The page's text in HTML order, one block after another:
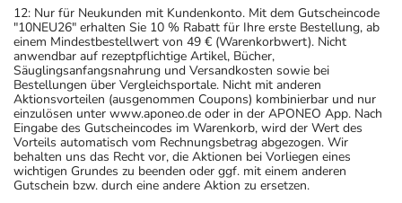
12: Nur für Neukunden mit Kundenkonto. Mit dem Gutscheincode
"10NEU26" erhalten Sie 10 % Rabatt für Ihre erste Bestellung, ab
einem Mindestbestellwert von 49 € (Warenkorbwert). Nicht
anwendbar auf rezeptpflichtige Artikel, Bücher,
Säuglingsanfangsnahrung und Versandkosten sowie bei
Bestellungen über Vergleichsportale. Nicht mit anderen
Aktionsvorteilen (ausgenommen Coupons) kombinierbar und nur
einzulösen unter www.aponeo.de oder in der APONEO App. Nach
Eingabe des Gutscheincodes im Warenkorb, wird der Wert des
Vorteils automatisch vom Rechnungsbetrag abgezogen. Wir
behalten uns das Recht vor, die Aktionen bei Vorliegen eines
wichtigen Grundes zu beenden oder ggf. mit einem anderen
Gutschein bzw. durch eine andere Aktion zu ersetzen.